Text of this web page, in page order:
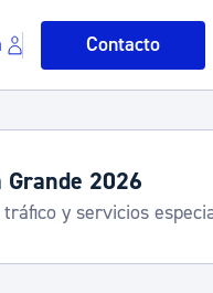
Contacto
Grande 2026
tráfico y servicios